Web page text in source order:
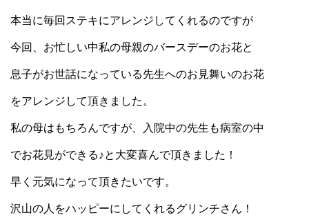
本当に毎回ステキにアレンジしてくれるのですが
今回、お忙しい中私の母親のバースデーのお花と
息子がお世話になっている先生へのお見舞いのお花
をアレンジして頂きました。
私の母はもちろんですが、入院中の先生も病室の中
でお花見ができる♪と大変喜んで頂きました！
早く元気になって頂きたいです。
沢山の人をハッピーにしてくれるグリンチさん！